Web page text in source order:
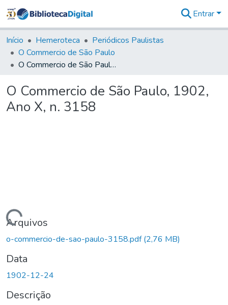
&
Coleções
Tudo na
Biblioteca
Estatísticas
Entrar
Início Hemeroteca
Periódicos Paulistas
O Commercio de São Paulo
O Commercio de São Paulo, 1902, Ano X, n. 3158
O Commercio de São Paulo, 1902,
Ano X, n. 3158
Carregando...
Arquivos
o-commercio-de-sao-paulo-3158.pdf(2,76 MB)
Data
1902-12-24
Descrição